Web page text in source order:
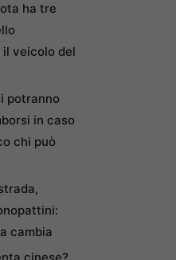
ha tre
il veicolo del
potranno
in caso
chi può
cambia